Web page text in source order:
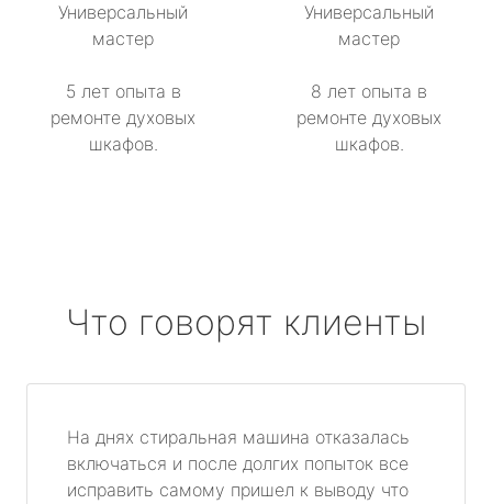
Универсальный
мастер
5 лет опыта в
ремонте духовых
шкафов.
Универсальный
мастер
8 лет опыта в
ремонте духовых
шкафов.
Что говорят клиенты
На днях стиральная машина отказалась
включаться и после долгих попыток все
исправить самому пришел к выводу что